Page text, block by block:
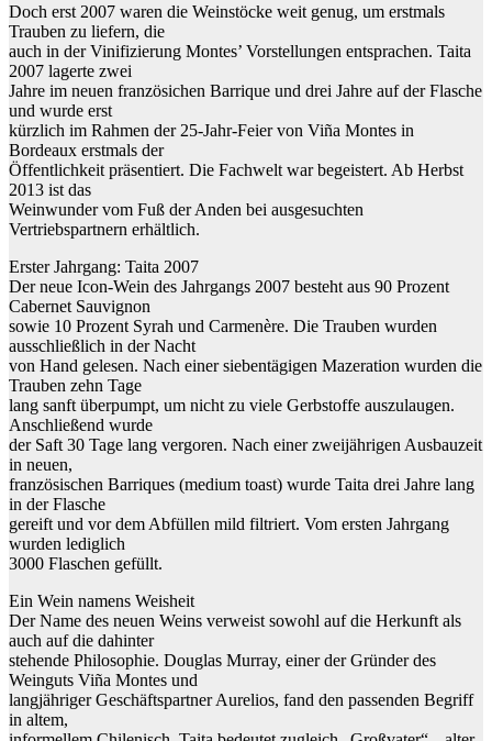
Doch erst 2007 waren die Weinstöcke weit genug, um erstmals
Trauben zu liefern, die
auch in der Vinifizierung Montes’ Vorstellungen entsprachen. Taita
2007 lagerte zwei
Jahre im neuen französichen Barrique und drei Jahre auf der Flasche
und wurde erst
kürzlich im Rahmen der 25-Jahr-Feier von Viña Montes in
Bordeaux erstmals der
Öffentlichkeit präsentiert. Die Fachwelt war begeistert. Ab Herbst
2013 ist das
Weinwunder vom Fuß der Anden bei ausgesuchten
Vertriebspartnern erhältlich.
Erster Jahrgang: Taita 2007
Der neue Icon-Wein des Jahrgangs 2007 besteht aus 90 Prozent
Cabernet Sauvignon
sowie 10 Prozent Syrah und Carmenère. Die Trauben wurden
ausschließlich in der Nacht
von Hand gelesen. Nach einer siebentägigen Mazeration wurden die
Trauben zehn Tage
lang sanft überpumpt, um nicht zu viele Gerbstoffe auszulaugen.
Anschließend wurde
der Saft 30 Tage lang vergoren. Nach einer zweijährigen Ausbauzeit
in neuen,
französischen Barriques (medium toast) wurde Taita drei Jahre lang
in der Flasche
gereift und vor dem Abfüllen mild filtriert. Vom ersten Jahrgang
wurden lediglich
3000 Flaschen gefüllt.
Ein Wein namens Weisheit
Der Name des neuen Weins verweist sowohl auf die Herkunft als
auch auf die dahinter
stehende Philosophie. Douglas Murray, einer der Gründer des
Weinguts Viña Montes und
langjähriger Geschäftspartner Aurelios, fand den passenden Begriff
in altem,